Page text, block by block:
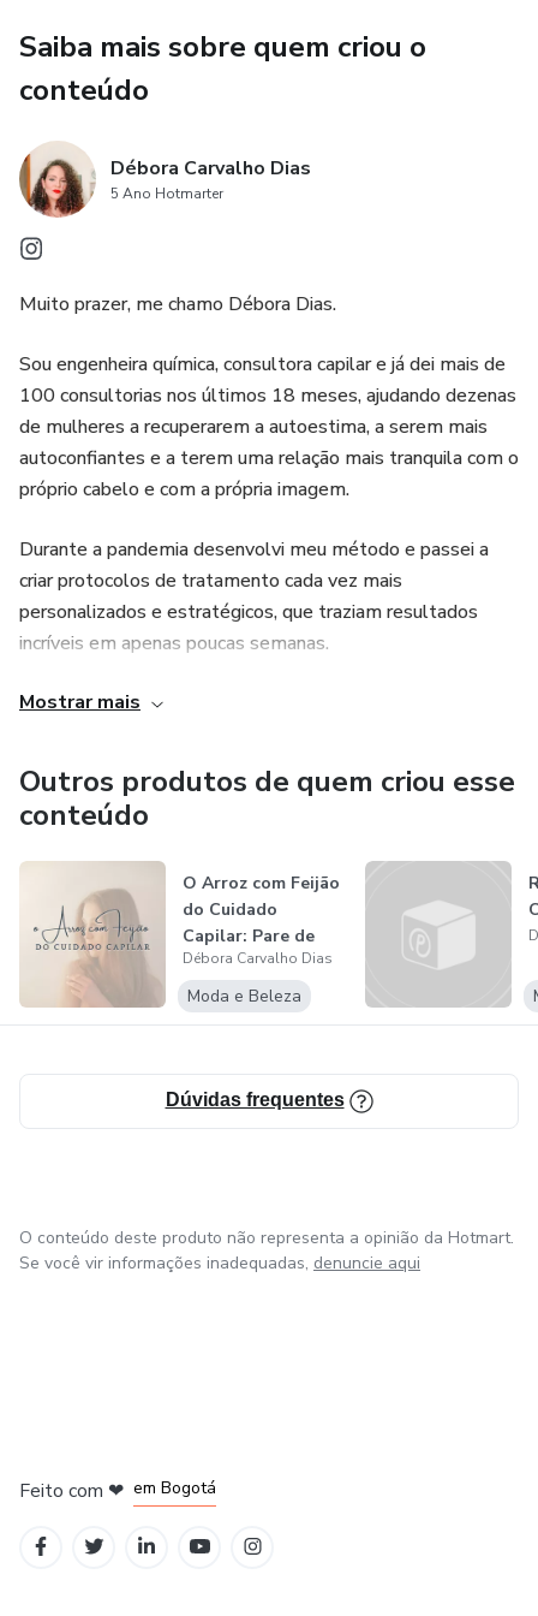
Você terá 12 semanas de um protocolo de tratamento
completamente personalizado, e 14 semanas de suporte,
para te ajudar a conquistar de uma vez por todas o cabelo
dos seus sonhos!
Saiba mais sobre quem criou o
conteúdo
Débora Carvalho Dias
5 Ano Hotmarter
Muito prazer, me chamo Débora Dias.
Sou engenheira química, consultora capilar e já dei mais de
100 consultorias nos últimos 18 meses, ajudando dezenas
de mulheres a recuperarem a autoestima, a serem mais
autoconfiantes e a terem uma relação mais tranquila com o
próprio cabelo e com a própria imagem.
Durante a pandemia desenvolvi meu método e passei a
criar protocolos de tratamento cada vez mais
personalizados e estratégicos, que traziam resultados
incríveis em apenas poucas semanas.
Você pode acompanhar mais do meu trabalho através do
Mostrar mais
Outros produtos de quem criou esse
conteúdo
O Arroz com Feijão
do Cuidado
Capilar: Pare de
Errar no Bási...
Débora Carvalho Dias
Moda e Beleza
Dúvidas frequentes
O conteúdo deste produto não representa a opinião da Hotmart.
Se você vir informações inadequadas, denuncie aqui
Feito com ❤ em Bogotá